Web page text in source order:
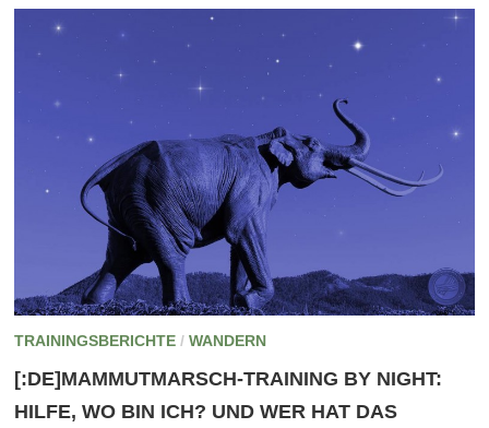
TRAININGSBERICHTE/ WANDERN
[:DE]MAMMUTMARSCH-TRAINING BY NIGHT:
HILFE, WO BIN ICH? UND WER HAT DAS